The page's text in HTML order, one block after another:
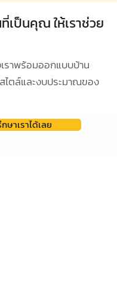
เป็นคุณ ให้เราช่วย
ราพร้อมออกแบบบ้าน
ไตล์และงบประมาณของ
ษาเราได้เลย